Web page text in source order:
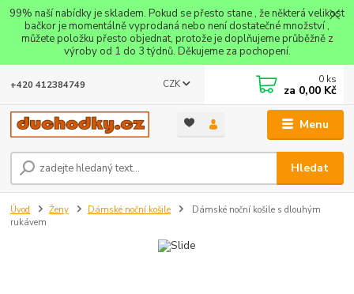
99% naší nabídky je skladem. Pokud se přesto stane , že některá velikost
bačkor je momentálně vyprodaná nebo není dostatečné množství ,
můžete položku přesto objednat, protože je doplňujeme průběžně z
výroby od 1 do 3 týdnů. Děkujeme za pochopení.
Menu
CZK
Hledat
+420 412384749 0 ks
za 0,00 Kč
Úvod Ženy Dámské noční košile
Dámské noční košile s dlouhým
rukávem